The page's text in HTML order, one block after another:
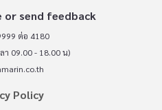
or send feedback
ต่อ 4180
า 09.00 - 18.00 น)
Policy